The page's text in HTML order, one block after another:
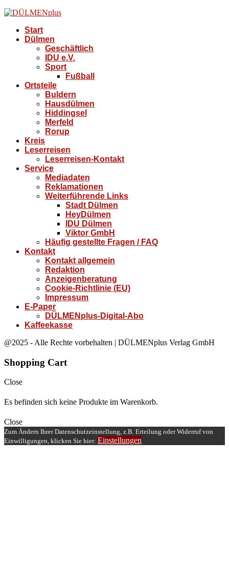
Start
Dülmen
Geschäftlich
IDU e.V.
Sport
Fußball
Ortsteile
Buldern
Hausdülmen
Hiddingsel
Merfeld
Rorup
Kreis
Leserreisen
Leserreisen-Kontakt
Service
Mediadaten
Reklamationen
Weiterführende Links
Stadt Dülmen
HeyDülmen
IDU Dülmen
Viktor GmbH
Häufig gestellte Fragen / FAQ
Kontakt
Kontakt allgemein
Redaktion
Anzeigenberatung
Cookie-Richtlinie (EU)
Impressum
E-Paper
DÜLMENplus-Digital-Abo
Kaffeekasse
@2025 - Alle Rechte vorbehalten | DÜLMENplus Verlag GmbH
Shopping Cart
Close
Es befinden sich keine Produkte im Warenkorb.
Close
Zum Ändern Ihrer Datenschutzeinstellung, z.B. Erteilung oder Widerruf von
Einwilligungen, klicken Sie hier: Einstellungen